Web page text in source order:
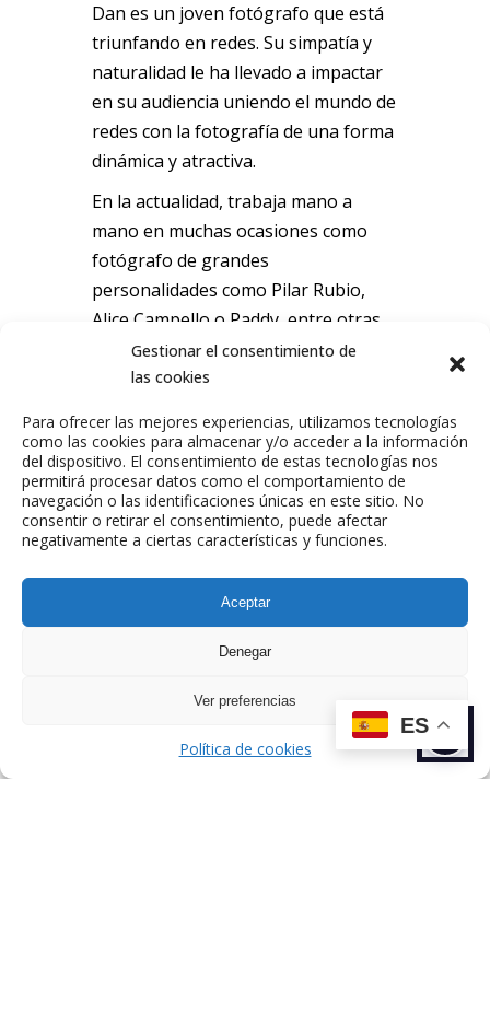
Gestionar el consentimiento de
las cookies
Para ofrecer las mejores experiencias, utilizamos tecnologías
como las cookies para almacenar y/o acceder a la información
del dispositivo. El consentimiento de estas tecnologías nos
permitirá procesar datos como el comportamiento de
navegación o las identificaciones únicas en este sitio. No
consentir o retirar el consentimiento, puede afectar
negativamente a ciertas características y funciones.
Aceptar
Denegar
Ver preferencias
Política de cookies
Dan es un joven fotógrafo que está
triunfando en redes. Su simpatía y
naturalidad le ha llevado a impactar
en su audiencia uniendo el mundo de
redes con la fotografía de una forma
dinámica y atractiva.
En la actualidad, trabaja mano a
mano en muchas ocasiones como
fotógrafo de grandes
personalidades como Pilar Rubio,
Alice Campello o Paddy, entre otras.
Email de contacto:dan@twic.es
ANTERIOR
SIGUIENTE
ES